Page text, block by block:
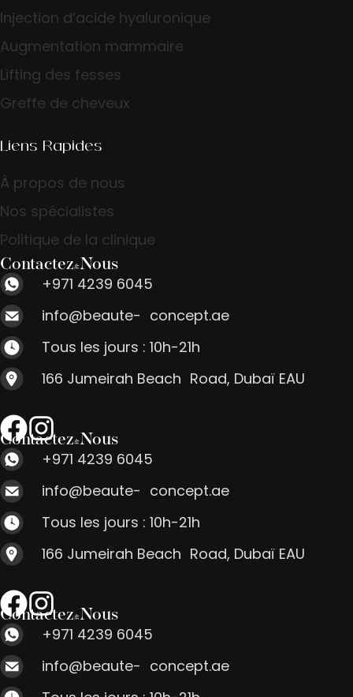
Injection d’acide hyaluronique
Augmentation mammaire
Lifting des fesses
Greffe de cheveux
Liens Rapides
À propos de nous
Nos spécialistes
Politique de la clinique
Contactez-Nous
+971 4239 6045
info@beaute- concept.ae
Tous les jours : 10h-21h
166 Jumeirah Beach Road, Dubaï EAU
Contactez-Nous
+971 4239 6045
info@beaute- concept.ae
Tous les jours : 10h-21h
166 Jumeirah Beach Road, Dubaï EAU
Contactez-Nous
+971 4239 6045
info@beaute- concept.ae